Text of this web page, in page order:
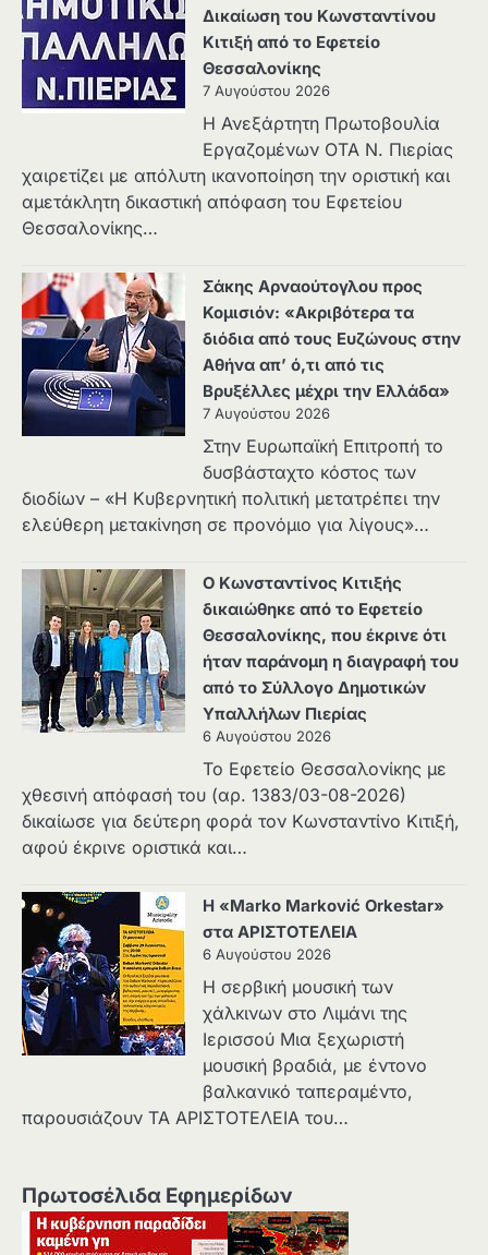
Δικαίωση του Κωνσταντίνου
Κιτιξή από το Εφετείο
Θεσσαλονίκης
7 Αυγούστου 2026
Η Ανεξάρτητη Πρωτοβουλία
Εργαζομένων ΟΤΑ Ν. Πιερίας
χαιρετίζει με απόλυτη ικανοποίηση την οριστική και
αμετάκλητη δικαστική απόφαση του Εφετείου
Θεσσαλονίκης…
Σάκης Αρναούτογλου προς
Κομισιόν: «Ακριβότερα τα
διόδια από τους Ευζώνους στην
Αθήνα απ’ ό,τι από τις
Βρυξέλλες μέχρι την Ελλάδα»
7 Αυγούστου 2026
Στην Ευρωπαϊκή Επιτροπή το
δυσβάσταχτο κόστος των
διοδίων – «Η Κυβερνητική πολιτική μετατρέπει την
ελεύθερη μετακίνηση σε προνόμιο για λίγους»…
Ο Κωνσταντίνος Κιτιξής
δικαιώθηκε από το Εφετείο
Θεσσαλονίκης, που έκρινε ότι
ήταν παράνομη η διαγραφή του
από το Σύλλογο Δημοτικών
Υπαλλήλων Πιερίας
6 Αυγούστου 2026
Το Εφετείο Θεσσαλονίκης με
χθεσινή απόφασή του (αρ. 1383/03-08-2026)
δικαίωσε για δεύτερη φορά τον Κωνσταντίνο Κιτιξή,
αφού έκρινε οριστικά και…
Η «Marko Marković Orkestar»
στα ΑΡΙΣΤΟΤΕΛΕΙΑ
6 Αυγούστου 2026
Η σερβική μουσική των
χάλκινων στο Λιμάνι της
Ιερισσού Μια ξεχωριστή
μουσική βραδιά, με έντονο
βαλκανικό ταπεραμέντο,
παρουσιάζουν ΤΑ ΑΡΙΣΤΟΤΕΛΕΙΑ του…
Πρωτοσέλιδα Εφημερίδων